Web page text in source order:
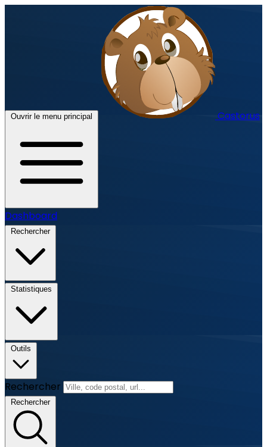
Ouvrir le menu principal Castorus
Dashboard
Rechercher
Statistiques
Outils
Rechercher
Rechercher